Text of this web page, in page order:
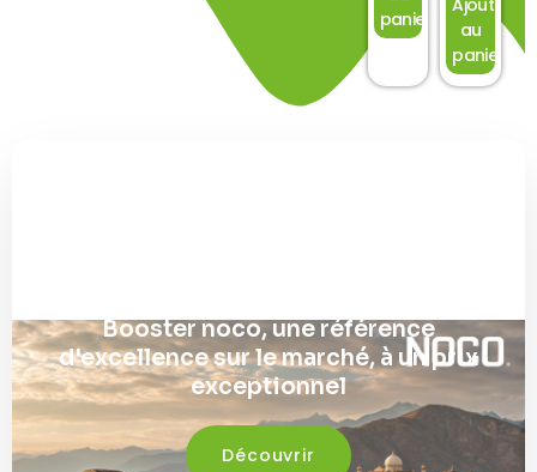
panier
Ajouter
au
panier
Booster noco, une référence
d'excellence sur le marché, à un prix
exceptionnel
Découvrir